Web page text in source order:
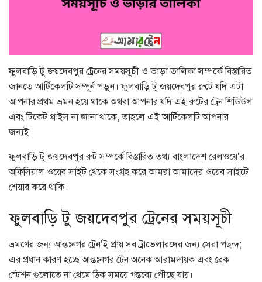
ফুলবাড়ি টু জয়দেবপুর ট্রেনের সময়সূচী ও ভাড়া তালিকা সম্পর্কে বিস্তারিত
জানতে আর্টিকেলটি সম্পূর্ন পড়ুন। ফুলবাড়ি টু জয়দেবপুর রুটে যদি এটা
আপনার প্রথম ভ্রমন হয়ে থাকে অথবা আপনার যদি এই রুটের ট্রেন শিডিউল
এবং টিকেট প্রাইস না জানা থাকে, তাহলে এই আর্টিকেলটি আপনার
জন্যই।
ফুলবাড়ি টু জয়দেবপুর রুট সম্পর্কে বিস্তারিত তথ্য বাংলাদেশ রেলওয়ে’র
অফিসিয়াল ওয়েব সাইট থেকে সংগ্রহ করে আমরা আমাদের ওয়েব সাইটে
শেয়ার করে থাকি।
ফুলবাড়ি টু জয়দেবপুর ট্রেনের সময়সূচী
ভ্রমণের জন্য আন্তঃনগর ট্রেন’ই প্রায় সব ট্রাভেলারদের জন্য সেরা পছন্দ;
এর প্রধান কারণ হচ্ছে আন্তঃনগর ট্রেন অনেক আরামদায়ক এবং ব্রেক
স্টেশন গুলোতে না থেমে ঠিক সময়ে গন্তব্যে পৌছে যায়।